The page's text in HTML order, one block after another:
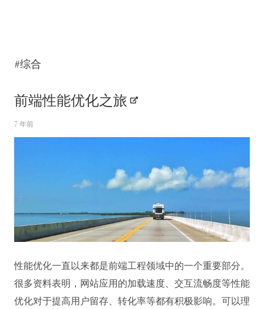
#综合
前端性能优化之旅
7 年前
性能优化一直以来都是前端工程领域中的一个重要部分。
很多资料表明，网站应用的加载速度、交互流畅度等性能
优化对于提高用户留存、转化率等都有积极影响。可以理